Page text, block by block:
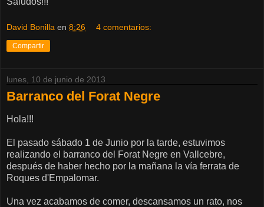
David Bonilla en 8:26 4 comentarios:
Compartir
lunes, 10 de junio de 2013
Barranco del Forat Negre
Hola!!!
El pasado sábado 1 de Junio por la tarde, estuvimos
realizando el barranco del Forat Negre en Vallcebre,
después de haber hecho por la mañana la vía ferrata de
Roques d'Empalomar.
Una vez acabamos de comer, descansamos un rato, nos